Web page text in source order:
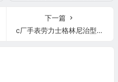
下一篇
c厂手表劳力士格林尼治型II clean厂手表复刻劳力士116710BLNR GMT 黑蓝圈 机械表